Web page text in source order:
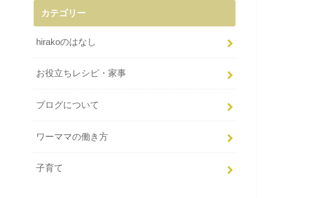
カテゴリー
hirakoのはなし
お役立ちレシピ・家事
ブログについて
ワーママの働き方
子育て